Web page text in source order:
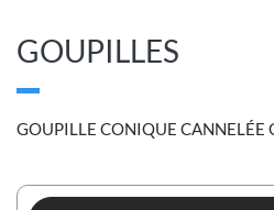
GOUPILLES
GOUPILLE CONIQUE